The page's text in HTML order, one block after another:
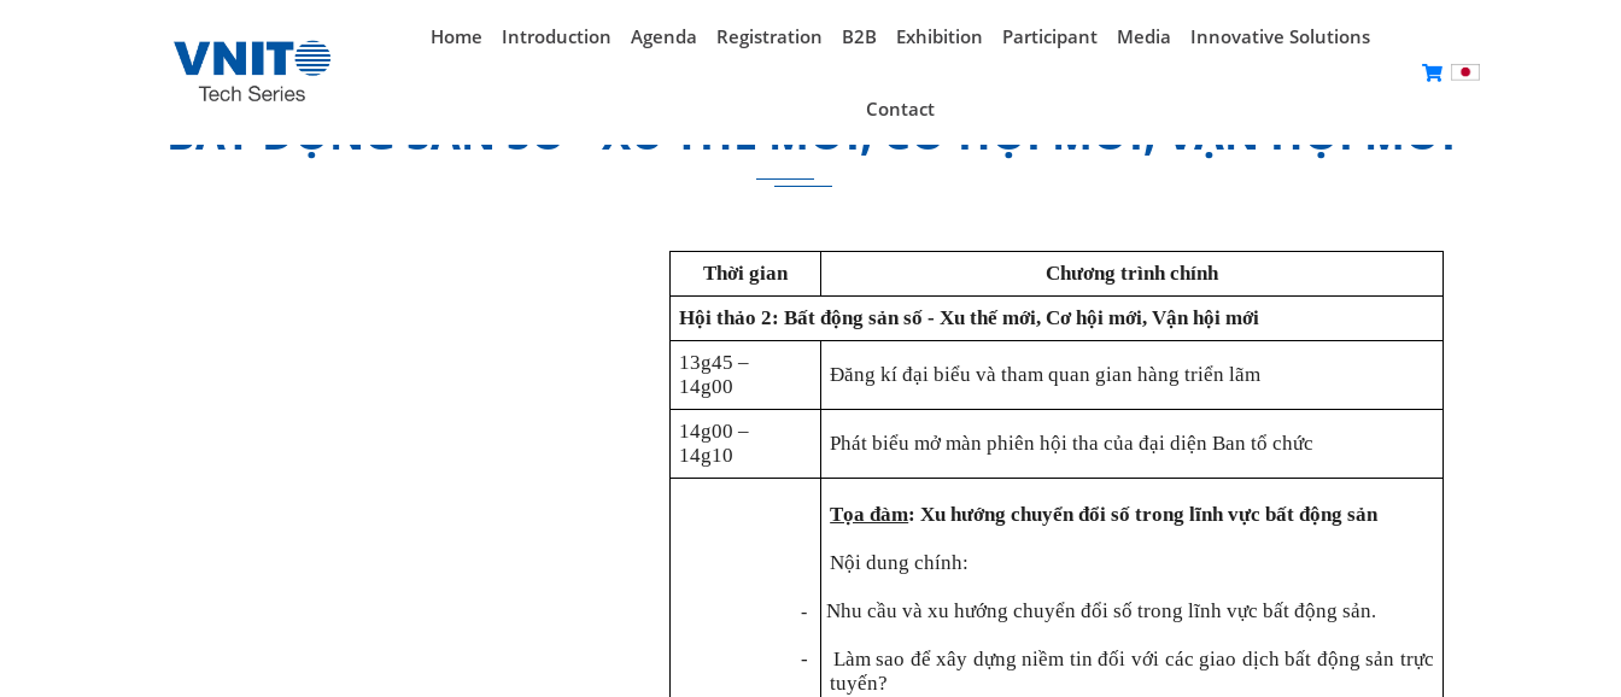
Home Introduction Agenda Registration B2B Exhibition Participant Media Innovative Solutions
Contact
BẤT ĐỘNG SẢN SỐ - XU THẾ MỚI, CƠ HỘI MỚI, VẬN HỘI MỚI
Thời gian
Chương trình chính
Hội thảo 2: Bất động sản số - Xu thế mới, Cơ hội mới, Vận hội mới
13g45 –
14g00
Đăng kí đại biểu và tham quan gian hàng triển lãm
14g00 –
14g10
Phát biểu mở màn phiên hội tha của đại diện Ban tổ chức
Tọa đàm: Xu hướng chuyển đổi số trong lĩnh vực bất động sản
Nội dung chính:
- Nhu cầu và xu hướng chuyển đổi số trong lĩnh vực bất động sản.
-
Làm sao để xây dựng niềm tin đối với các giao dịch bất động sản trực
tuyến?